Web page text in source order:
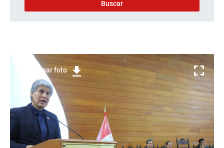
Descargar foto